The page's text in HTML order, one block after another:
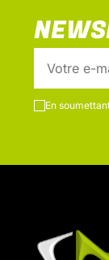
En